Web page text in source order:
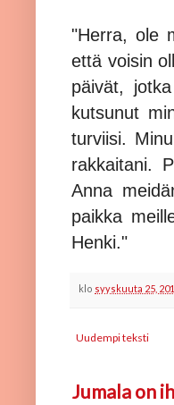
"Herra, ole
että voisin
päivät,
kutsunut
turviisi.
rakkaitani.
Anna
paikka
Henki."
klo syyskuuta 25,
Uudempi teksti
Jumala on